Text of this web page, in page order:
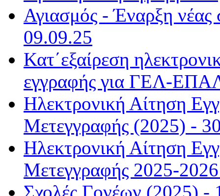
Αγιασμός - Έναρξη νέας
09.09.25
Κατ΄εξαίρεση
εγγραφής για ΓΕΛ-
Ηλεκτρονική Αίτηση
Μετεγγραφής (2025) -
Ηλεκτρονική Αίτηση
Μετεγγραφής 2025-
Σχολές Γονέων (2025) -